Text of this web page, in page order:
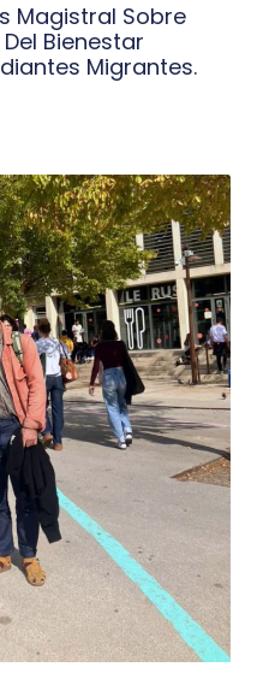
Magistral Sobre
Bienestar
Migrantes.